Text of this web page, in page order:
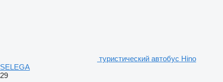
туристический автобус Hino
SELEGA
29